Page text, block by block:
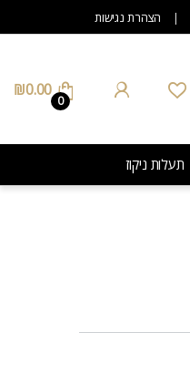
הצהרת נגישות
0
₪0.00
תעלות ניקוז